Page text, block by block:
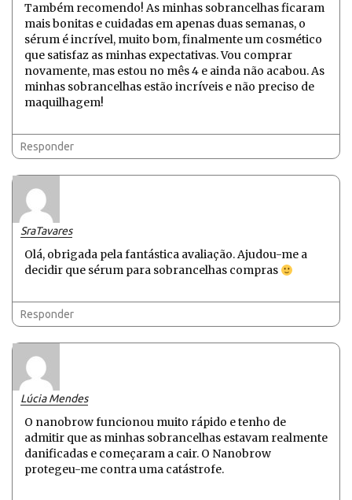
Também recomendo! As minhas sobrancelhas ficaram
mais bonitas e cuidadas em apenas duas semanas, o
sérum é incrível, muito bom, finalmente um cosmético
que satisfaz as minhas expectativas. Vou comprar
novamente, mas estou no mês 4 e ainda não acabou. As
minhas sobrancelhas estão incríveis e não preciso de
maquilhagem!
Responder
SraTavares
Olá, obrigada pela fantástica avaliação. Ajudou-me a
decidir que sérum para sobrancelhas compras
Responder
Lúcia Mendes
O nanobrow funcionou muito rápido e tenho de
admitir que as minhas sobrancelhas estavam realmente
danificadas e começaram a cair. O Nanobrow
protegeu-me contra uma catástrofe.